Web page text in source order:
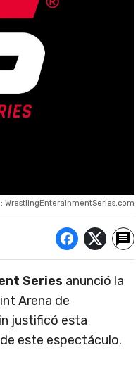
: WrestlingEnterainmentSeries.com
Series anunció la
Arena de
justificó esta
este espectáculo.